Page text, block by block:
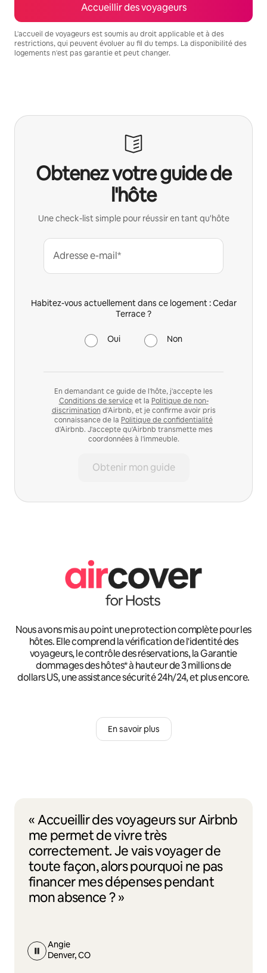
Accueillir des voyageurs
L'accueil de voyageurs est soumis au droit applicable et à des
restrictions, qui peuvent évoluer au fil du temps. La disponibilité des
logements n'est pas garantie et peut changer.
Obtenez votre guide de
l'hôte
Une check-list simple pour réussir en tant qu'hôte
Adresse e-mail*
Habitez-vous actuellement dans ce logement : Cedar
Terrace ?
Oui Non
En demandant ce guide de l'hôte, j'accepte les
Conditions de serviceet la Politique de non-
discrimination d'Airbnb, et je confirme avoir pris
connaissance de la Politique de confidentialité
d'Airbnb. J'accepte qu'Airbnb transmette mes
coordonnées à l'immeuble.
Obtenir mon guide
Nous avons mis au point une protection complète pour les
hôtes. Elle comprend la vérification de l'identité des
voyageurs, le contrôle des réservations, la Garantie
dommages des hôtes* à hauteur de 3 millions de
dollars US, une assistance sécurité 24h/24, et plus encore.
En savoir plus
« Accueillir des voyageurs sur Airbnb
me permet de vivre très
correctement. Je vais voyager de
toute façon, alors pourquoi ne pas
financer mes dépenses pendant
mon absence ? »
Angie
Denver, CO